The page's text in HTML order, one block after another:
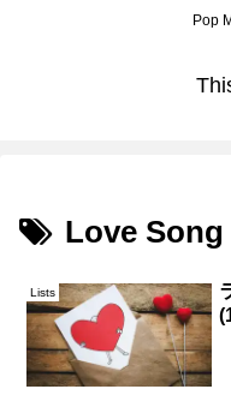
Pop
Love Song
Lists